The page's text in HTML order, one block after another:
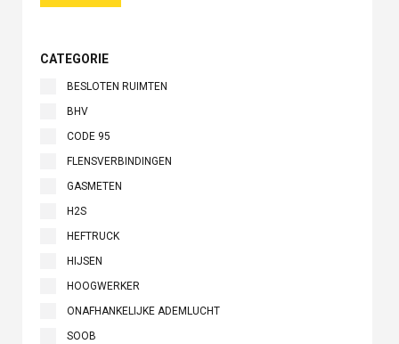
CATEGORIE
BESLOTEN RUIMTEN
BHV
CODE 95
FLENSVERBINDINGEN
GASMETEN
H2S
HEFTRUCK
HIJSEN
HOOGWERKER
ONAFHANKELIJKE ADEMLUCHT
SOOB